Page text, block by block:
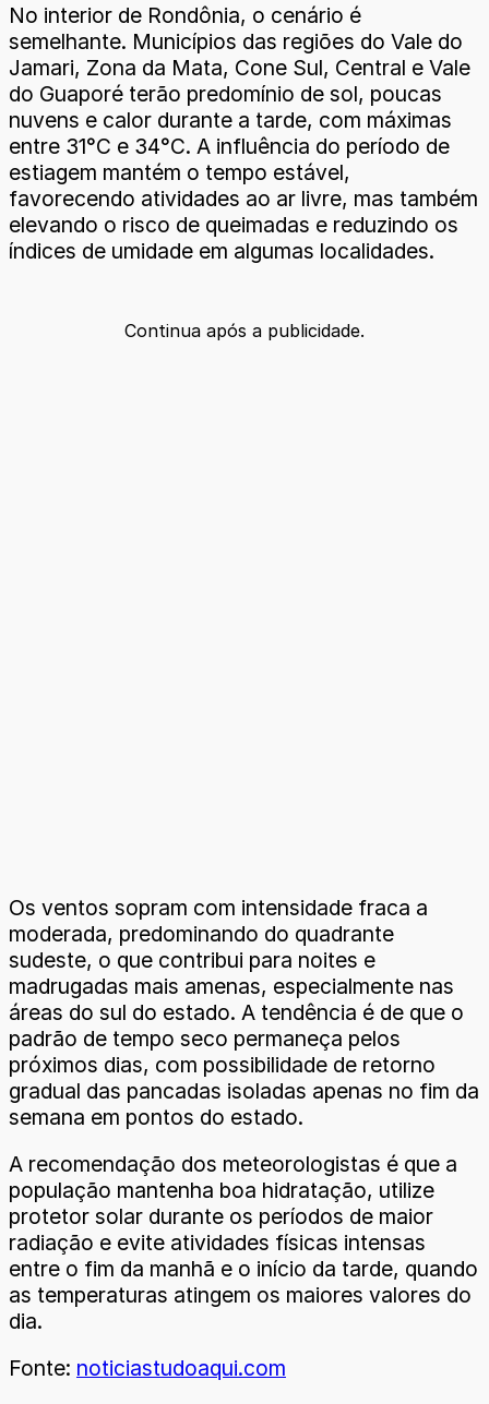
No interior de Rondônia, o cenário é
semelhante. Municípios das regiões do Vale do
Jamari, Zona da Mata, Cone Sul, Central e Vale
do Guaporé terão predomínio de sol, poucas
nuvens e calor durante a tarde, com máximas
entre 31°C e 34°C. A influência do período de
estiagem mantém o tempo estável,
favorecendo atividades ao ar livre, mas também
elevando o risco de queimadas e reduzindo os
índices de umidade em algumas localidades.
Continua após a publicidade.
Os ventos sopram com intensidade fraca a
moderada, predominando do quadrante
sudeste, o que contribui para noites e
madrugadas mais amenas, especialmente nas
áreas do sul do estado. A tendência é de que o
padrão de tempo seco permaneça pelos
próximos dias, com possibilidade de retorno
gradual das pancadas isoladas apenas no fim da
semana em pontos do estado.
A recomendação dos meteorologistas é que a
população mantenha boa hidratação, utilize
protetor solar durante os períodos de maior
radiação e evite atividades físicas intensas
entre o fim da manhã e o início da tarde, quando
as temperaturas atingem os maiores valores do
dia.
Fonte: noticiastudoaqui.com